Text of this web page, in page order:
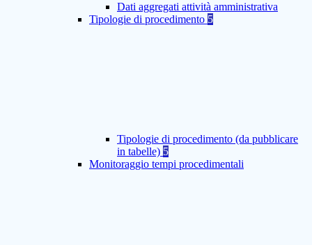
Dati aggregati attività amministrativa
Tipologie di procedimento 5
Tipologie di procedimento (da pubblicare
in tabelle) 5
Monitoraggio tempi procedimentali